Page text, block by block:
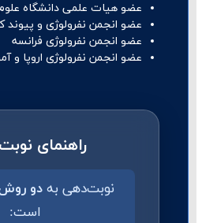
عضو هیات علمی دانشگاه
عضو انجمن نفرولوژی و پیوند
عضو انجمن نفرولوژی فرانسه
عضو انجمن نفرولوژی اروپا و
راهنمای
نوبت‌دهی بهدو
است: